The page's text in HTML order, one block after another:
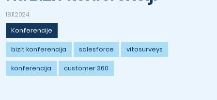
18.11.2024.
Konferencije
bizit konferencija salesforce vitosurveys
konferencija customer 360